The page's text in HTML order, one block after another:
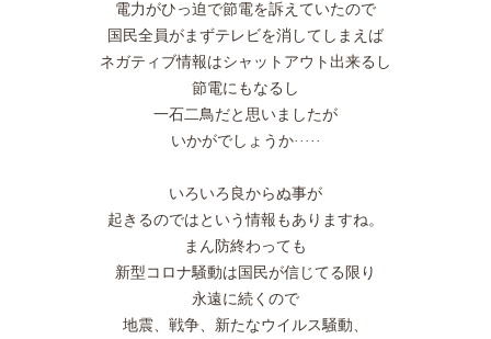
電力がひっ迫で節電を訴えていたので
国民全員がまずテレビを消してしまえば
ネガティブ情報はシャットアウト出来るし
節電にもなるし
一石二鳥だと思いましたが
いかがでしょうか·····
いろいろ良からぬ事が
起きるのではという情報もありますね。
まん防終わっても
新型コロナ騒動は国民が信じてる限り
永遠に続くので
地震、戦争、新たなウイルス騒動、